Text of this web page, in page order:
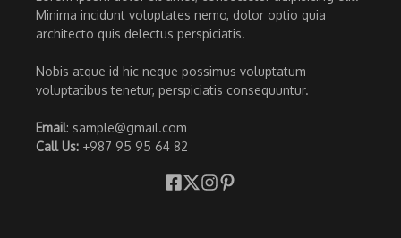
Minima incidunt voluptates nemo, dolor optio quia
architecto quis delectus perspiciatis.
Nobis atque id hic neque possimus voluptatum
voluptatibus tenetur, perspiciatis consequuntur.
Email: sample@gmail.com
Call Us: +987 95 95 64 82